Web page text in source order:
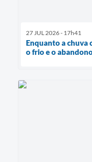
27 JUL 2026 - 17h41
Enquanto a chuva
o frio e o